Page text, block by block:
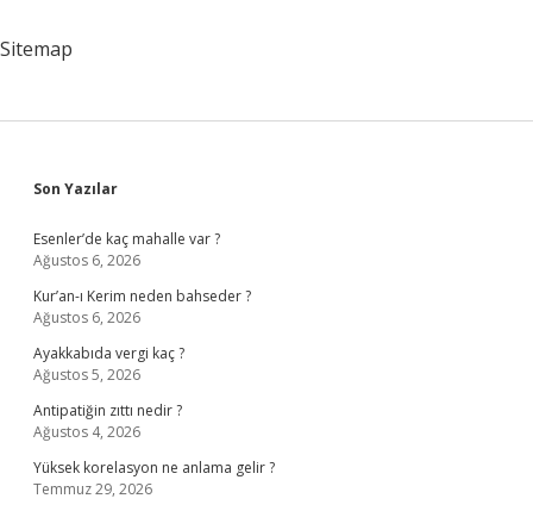
Sitemap
Sidebar
Son Yazılar
Esenler’de kaç mahalle var ?
Ağustos 6, 2026
Kur’an-ı Kerim neden bahseder ?
Ağustos 6, 2026
Ayakkabıda vergi kaç ?
Ağustos 5, 2026
Antipatiğin zıttı nedir ?
Ağustos 4, 2026
Yüksek korelasyon ne anlama gelir ?
Temmuz 29, 2026